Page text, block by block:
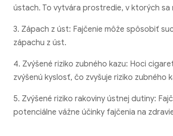
ústach. To vytvára prostredie, v ktorých
3. Zápach z úst: Fajčenie môže spôsobiť
zápachu z úst.
4. Zvýšené riziko zubného kazu: Hoci
zvýšenú kyslosť, čo zvyšuje riziko zubného
5. Zvýšené riziko rakoviny ústnej dutiny:
potenciálne vážne účinky fajčenia na